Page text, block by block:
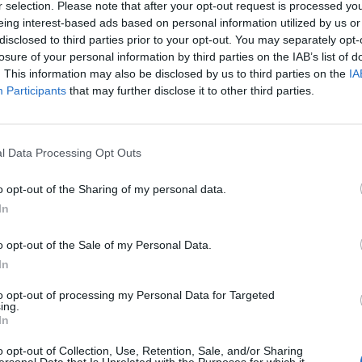
selection. Please note that after your opt-out request is processed
interest-based ads based on personal information utilized by us
to third parties prior to your opt-out. You may separately
of your personal information by third parties on the IAB’s list of
This information may also be disclosed by us to third parties on the
Participants that may further disclose it to other third parties.
Data Processing Opt Outs
opt-out of the Sharing of my personal data.
opt-out of the Sale of my Personal Data.
opt-out of processing my Personal Data for Targeted
opt-out of Collection, Use, Retention, Sale, and/or Sharing
отпуск
14.05.2020 / 14:21